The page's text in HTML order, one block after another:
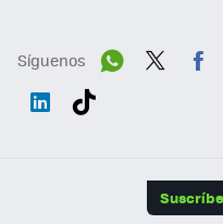
Síguenos